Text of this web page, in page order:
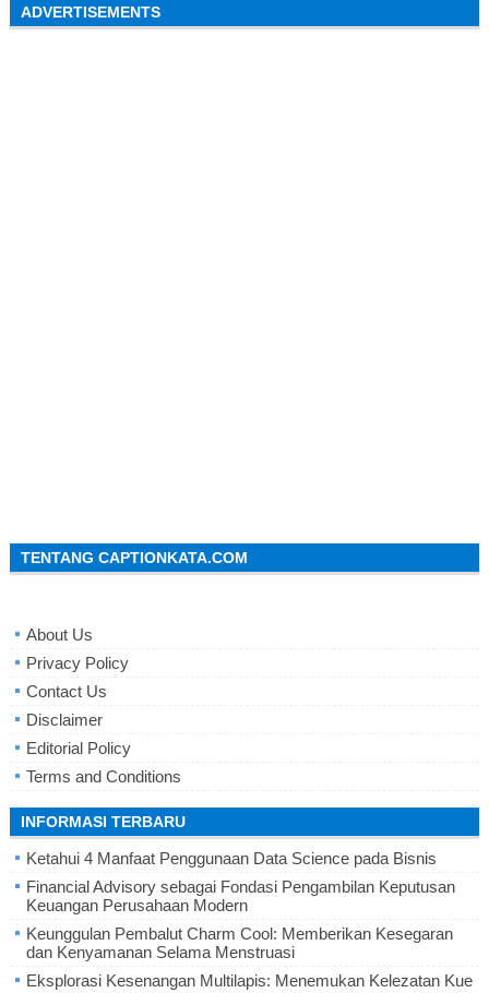
ADVERTISEMENTS
TENTANG CAPTIONKATA.COM
About Us
Privacy Policy
Contact Us
Disclaimer
Editorial Policy
Terms and Conditions
INFORMASI TERBARU
Ketahui 4 Manfaat Penggunaan Data Science pada Bisnis
Financial Advisory sebagai Fondasi Pengambilan Keputusan
Keuangan Perusahaan Modern
Keunggulan Pembalut Charm Cool: Memberikan Kesegaran
dan Kenyamanan Selama Menstruasi
Eksplorasi Kesenangan Multilapis: Menemukan Kelezatan Kue